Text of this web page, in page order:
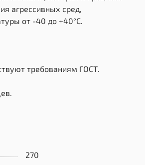
агрессивных сред,
от -40 до +40°С.
требованиям ГОСТ.
270